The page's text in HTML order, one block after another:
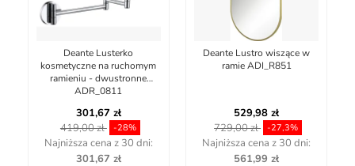
Deante Lusterko
kosmetyczne na ruchomym
ramieniu - dwustronne
ADR_0811
301,67 zł
419,00 zł
-28%
Najniższa cena z 30 dni:
301,67 zł
Deante Lustro wiszące w
ramie ADI_R851
529,98 zł
729,00 zł -27,3%
Najniższa cena z 30 dni:
561,99 zł